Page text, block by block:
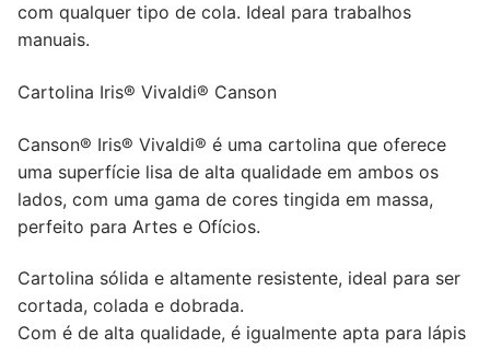
com qualquer tipo de cola. Ideal para trabalhos
manuais.
Cartolina Iris® Vivaldi® Canson
Canson® Iris® Vivaldi® é uma cartolina que oferece
uma superfície lisa de alta qualidade em ambos os
lados, com uma gama de cores tingida em massa,
perfeito para Artes e Ofícios.
Cartolina sólida e altamente resistente, ideal para ser
cortada, colada e dobrada.
Com é de alta qualidade, é igualmente apta para lápis